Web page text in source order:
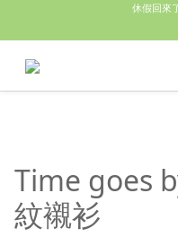
手機殼皆
Time goes
紋襯衫